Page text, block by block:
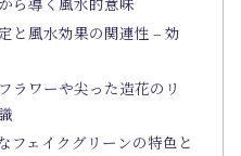
と風水効果の関連性 – 効
ラワーや尖った造花のリ
フェイクグリーンの特色と